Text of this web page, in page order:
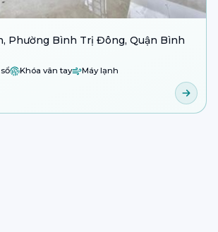
Phường Bình Trị Đông, Quận Bình
Khóa vân tay Máy lạnh